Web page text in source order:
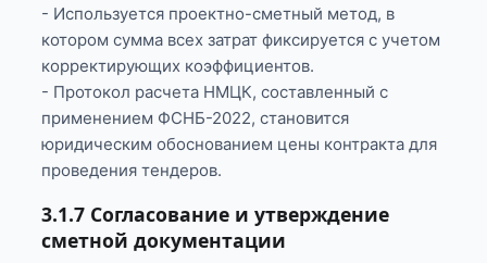
- Используется проектно-сметный метод, в
котором сумма всех затрат фиксируется с учетом
корректирующих коэффициентов.
- Протокол расчета НМЦК, составленный с
применением ФСНБ-2022, становится
юридическим обоснованием цены контракта для
проведения тендеров.
3.1.7 Согласование и утверждение
сметной документации